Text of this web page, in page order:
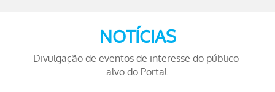
NOTÍCIAS
Divulgação de eventos de interesse do público-
alvo do Portal.